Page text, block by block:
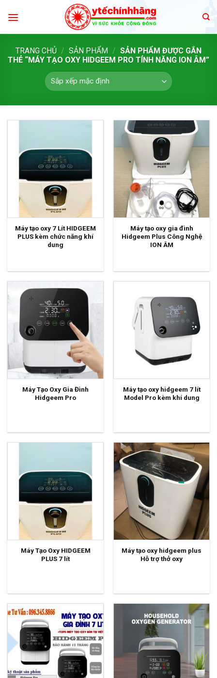
TRANG CHỦ / SẢN PHẨM / SẢN PHẨM ĐƯỢC GẮN
THẺ “MÁY TẠO OXY HIDGEEM PRO TÍNH NĂNG ION ÂM”
Máy tạo oxy 7 Lít HIDGEEM
PLUS kèm chức năng khí
dung
Máy tạo oxy gia đình
Hidgeem Plus Công Nghệ
ION ÂM
Máy Tạo Oxy Gia Đình
Hidgeem Pro
Máy tạo oxy hidgeem 7 lít
Model Pro kèm khí dung
Máy Tạo Oxy HIDGEEM
PLUS 7 lít
Máy tạo oxy hidgeem plus
Hỗ trợ thở oxy